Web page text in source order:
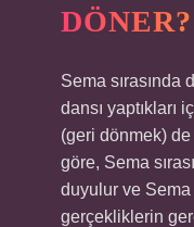
DÖNER?
Sema
dansı yaptıkları
(geri dönmek) de
göre, Sema
duyulur ve
gerçekliklerin